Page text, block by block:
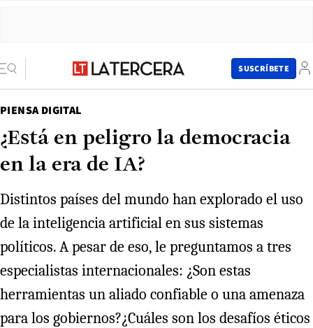
SUSCRÍBETE
PIENSA DIGITAL
¿Está en peligro la democracia
en la era de IA?
Distintos países del mundo han explorado el uso
de la inteligencia artificial en sus sistemas
políticos. A pesar de eso, le preguntamos a tres
especialistas internacionales: ¿Son estas
herramientas un aliado confiable o una amenaza
para los gobiernos?¿Cuáles son los desafíos éticos